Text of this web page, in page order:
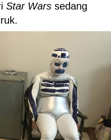
Star Wars sedang